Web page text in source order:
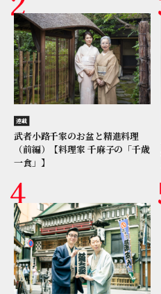
連載
武者小路千家のお盆と精進料理
（前編）【料理家 千麻子の「千歳
一食」】